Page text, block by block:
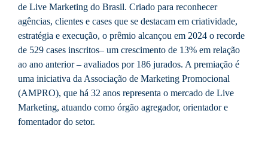
de Live Marketing do Brasil. Criado para reconhecer
agências, clientes e cases que se destacam em criatividade,
estratégia e execução, o prêmio alcançou em 2024 o recorde
de 529 cases inscritos– um crescimento de 13% em relação
ao ano anterior – avaliados por 186 jurados. A premiação é
uma iniciativa da Associação de Marketing Promocional
(AMPRO), que há 32 anos representa o mercado de Live
Marketing, atuando como órgão agregador, orientador e
fomentador do setor.